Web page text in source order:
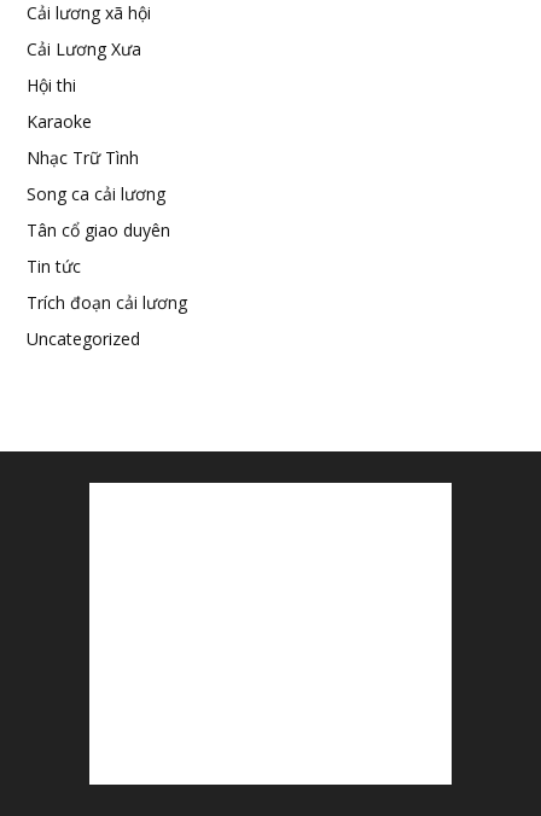
Cải lương xã hội
Cải Lương Xưa
Hội thi
Karaoke
Nhạc Trữ Tình
Song ca cải lương
Tân cổ giao duyên
Tin tức
Trích đoạn cải lương
Uncategorized